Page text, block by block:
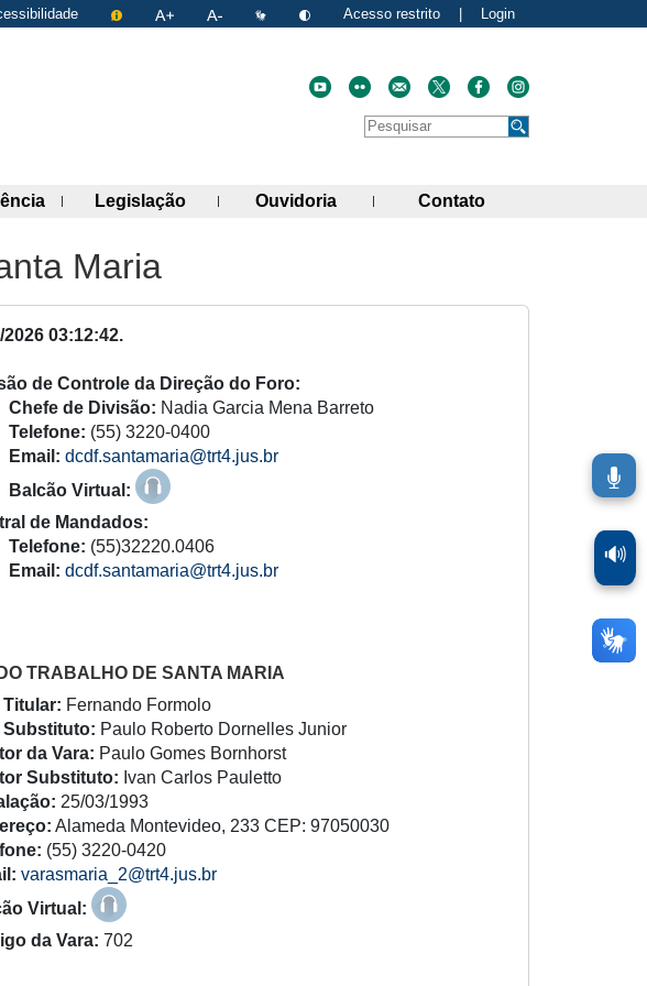
Acesso restrito Login
Faça uma pesquisa no site
Pesquisar
links)(abre painel de links)
Legislação(abre painel de links)
Ouvidoria (abre painel de links)
Contato(abre painel de
Maria
2026 03:12:42.
de Controle da Direção do Foro:
Chefe de Divisão: Nadia Garcia Mena Barreto
Telefone: (55) 3220-0400
Email: dcdf.santamaria@trt4.jus.br
Balcão Virtual:
Abre Balcão Virtual em nova aba
de Mandados:
Telefone: (55)32220.0406
Email: dcdf.santamaria@trt4.jus.br
TRABALHO DE SANTA MARIA
Fernando Formolo
Substituto: Paulo Roberto Dornelles Junior
da Vara: Paulo Gomes Bornhorst
Substituto: Ivan Carlos Pauletto
25/03/1993
Alameda Montevideo, 233 CEP: 97050030
(55) 3220-0420
varasmaria_2@trt4.jus.br
Virtual:
da Vara: 702
🔊